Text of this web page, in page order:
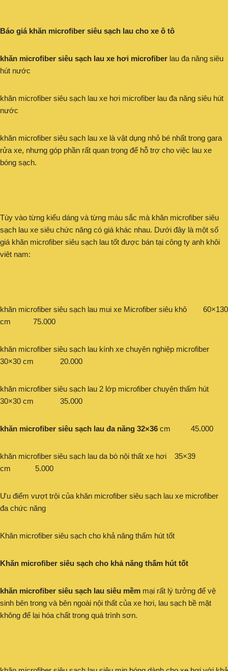
Báo giá khăn microfiber siêu sạch lau cho xe ô tô
khăn microfiber siêu sạch lau xe hơi microfiber lau đa năng siêu
hút nước
khăn microfiber siêu sạch lau xe hơi microfiber lau đa năng siêu hút
nước
khăn microfiber siêu sạch lau xe là vật dụng nhỏ bé nhất trong gara
rửa xe, nhưng góp phần rất quan trọng để hỗ trợ cho việc lau xe
bóng sạch.
Tùy vào từng kiểu dáng và từng màu sắc mà khăn microfiber siêu
sạch lau xe siêu chức năng có giá khác nhau. Dưới đây là một số
giá khăn microfiber siêu sạch lau tốt được bán tại công ty anh khôi
viêt nam:
khăn microfiber siêu sạch lau mui xe Microfiber siêu khô 60×130
cm 75.000
khăn microfiber siêu sạch lau kính xe chuyên nghiệp microfiber
30×30 cm 20.000
khăn microfiber siêu sạch lau 2 lớp microfiber chuyên thấm hút
30×30 cm 35.000
khăn microfiber siêu sạch lau đa năng 32×36 cm 45.000
khăn microfiber siêu sạch lau da bò nội thất xe hơi 35×39
cm 5.000
Ưu điểm vượt trội của khăn microfiber siêu sạch lau xe microfiber
đa chức năng
Khăn microfiber siêu sạch cho khả năng thấm hút tốt
Khăn microfiber siêu sạch cho khả năng thấm hút tốt
khăn microfiber siêu sạch lau siêu mềm mại rất lý tưởng để vệ
sinh bên trong và bên ngoài nội thất của xe hơi, lau sạch bề mặt
không để lại hóa chất trong quá trình sơn.